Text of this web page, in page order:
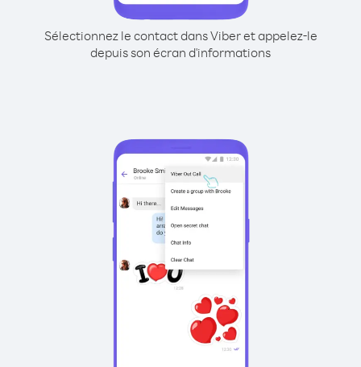
Sélectionnez le contact dans Viber et appelez-le
depuis son écran d'informations